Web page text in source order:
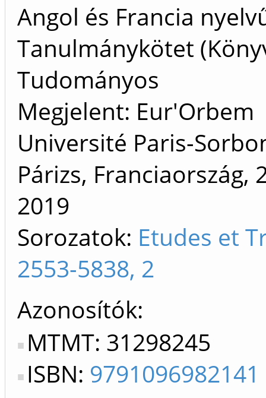
Angol és Francia
Tanulmánykötet
Tudományos
Megjelent: Eur'Orbem
Université Paris-
Párizs, Franciaország,
2019
Sorozatok: Etudes et
2553-5838, 2
Azonosítók
MTMT: 31298245
ISBN: 9791096982141